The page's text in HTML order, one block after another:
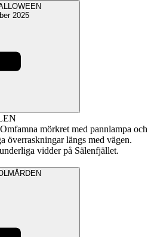
2025
mörkret med pannlampa och
överraskningar längs med vägen.
vidder på Sälenfjället.